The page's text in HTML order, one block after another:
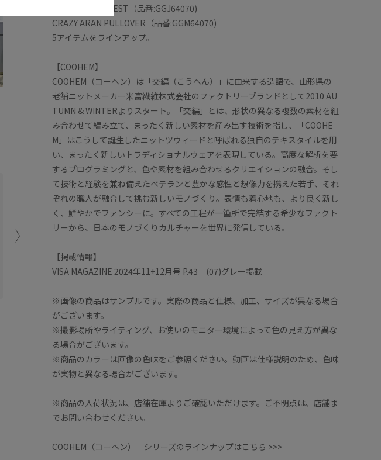
私の身長でも丈が長すぎることなく、
低身長の方もスッキリ着用できます。
日本製コーヘンのニットツィードが
デザイン性があり目を引く素材感。
全体的にゆったりしていて、中に分厚めの
ニットなど着込むこどができるので
季節の変わり目にお勧めのコートです。
moi salon et ropé 京都高島屋
TSUKA (155cm)
着用サイズ : F
BASIC TWEED VEST（品番:GGJ64070)
CRAZY ARAN PULLOVER（品番:GGM64070)
5アイテムをラインアップ。
【COOHEM】
COOHEM（コーヘン）は「交編（こうへん）」に由来する造語で、山形県の
老舗ニットメーカー米富繊維株式会社のファクトリーブランドとして2010 AU
TUMN & WINTERよりスタート。「交編」とは、形状の異なる複数の素材を組
み合わせて編み立て、まったく新しい素材を産み出す技術を指し、「COOHE
M」はこうして誕生したニットツウィードと呼ばれる独自のテキスタイルを用
い、まったく新しいトラディショナルウェアを表現している。高度な解析を要
するプログラミングと、色や素材を組み合わせるクリエイションの融合。そし
て技術と経験を兼ね備えたベテランと豊かな感性と想像力を携えた若手、それ
ぞれの職人が融合して挑む新しいモノづくり。表情も着心地も、より良く新し
く、鮮やかでファンシーに。すべての工程が一箇所で完結する希少なファクト
リーから、日本のモノづくりカルチャーを世界に発信している。
【掲載情報】
VISA MAGAZINE 2024年11+12月号 P.43 (07)グレー掲載
※画像の商品はサンプルです。実際の商品と仕様、加工、サイズが異なる場合
がございます。
※撮影場所やライティング、お使いのモニター環境によって色の見え方が異な
る場合がございます。
※商品のカラーは画像の色味をご参照ください。動画は仕様説明のため、色味
が実物と異なる場合がございます。
※商品の入荷状況は、店舗在庫よりご確認いただけます。ご不明点は、店舗ま
でお問い合わせください。
COOHEM（コーヘン） シリーズの ラインナップはこちら >>>